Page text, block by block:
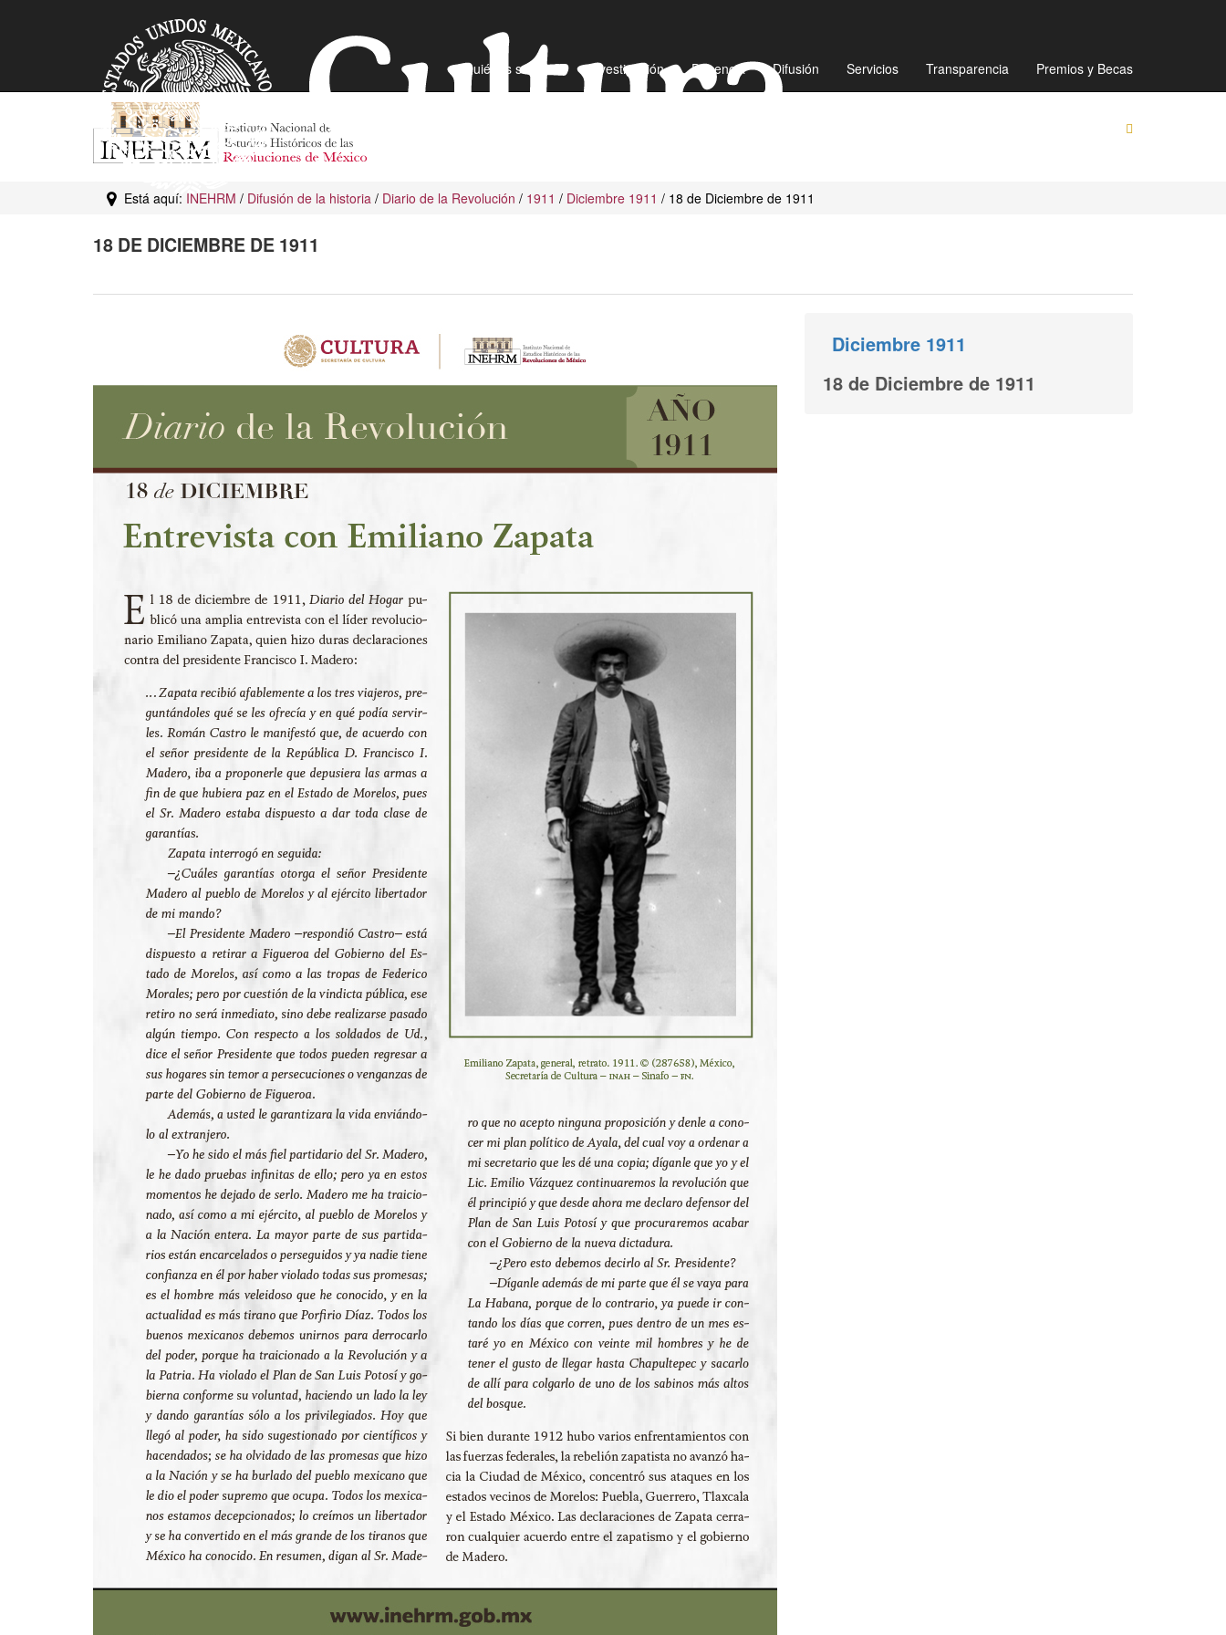
¿Quiénes somos? Investigación Docencia Difusión Servicios Transparencia Premios y Becas
Mapa de sitio Directorio Preguntas Frecuentes
Está aquí: INEHRM / Difusión de la historia / Diario de la Revolución / 1911 / Diciembre 1911 / 18 de Diciembre de 1911
18 DE DICIEMBRE DE 1911
Diciembre 1911
18 de Diciembre de 1911